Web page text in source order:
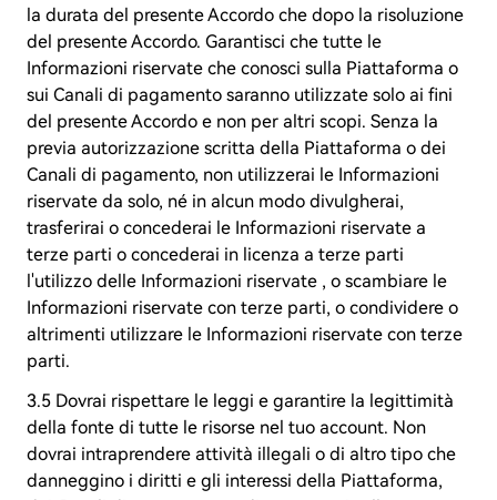
la durata del presente Accordo che dopo la risoluzione
del presente Accordo. Garantisci che tutte le
Informazioni riservate che conosci sulla Piattaforma o
sui Canali di pagamento saranno utilizzate solo ai fini
del presente Accordo e non per altri scopi. Senza la
previa autorizzazione scritta della Piattaforma o dei
Canali di pagamento, non utilizzerai le Informazioni
riservate da solo, né in alcun modo divulgherai,
trasferirai o concederai le Informazioni riservate a
terze parti o concederai in licenza a terze parti
l'utilizzo delle Informazioni riservate , o scambiare le
Informazioni riservate con terze parti, o condividere o
altrimenti utilizzare le Informazioni riservate con terze
parti.
3.5 Dovrai rispettare le leggi e garantire la legittimità
della fonte di tutte le risorse nel tuo account. Non
dovrai intraprendere attività illegali o di altro tipo che
danneggino i diritti e gli interessi della Piattaforma,